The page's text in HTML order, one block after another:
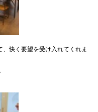
快く要望を受け入れてくれま